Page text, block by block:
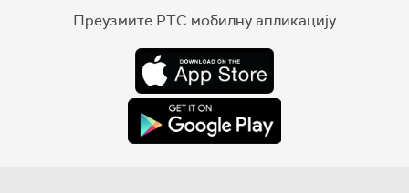
Преузмите РТС мобилну апликацију